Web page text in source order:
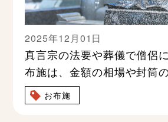
2025年12月01日
真言宗の法要や葬儀で僧侶
布施は、金額の相場や封筒
方のマナーなど、分からな
安に感じる方も多いでしょう
お布施